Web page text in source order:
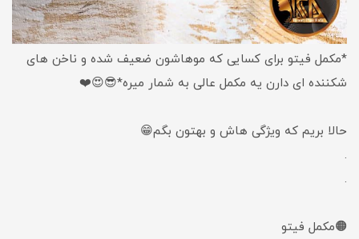
*مکمل فیتو برای کسایی که موهاشون ضعیف شده و‌ ناخن های
شکننده ای دارن یه مکمل عالی به شمار میره*😎😍❤️
حالا بریم که ویژگی هاش و بهتون بگم😁
.
.
🟠مکمل فیتو